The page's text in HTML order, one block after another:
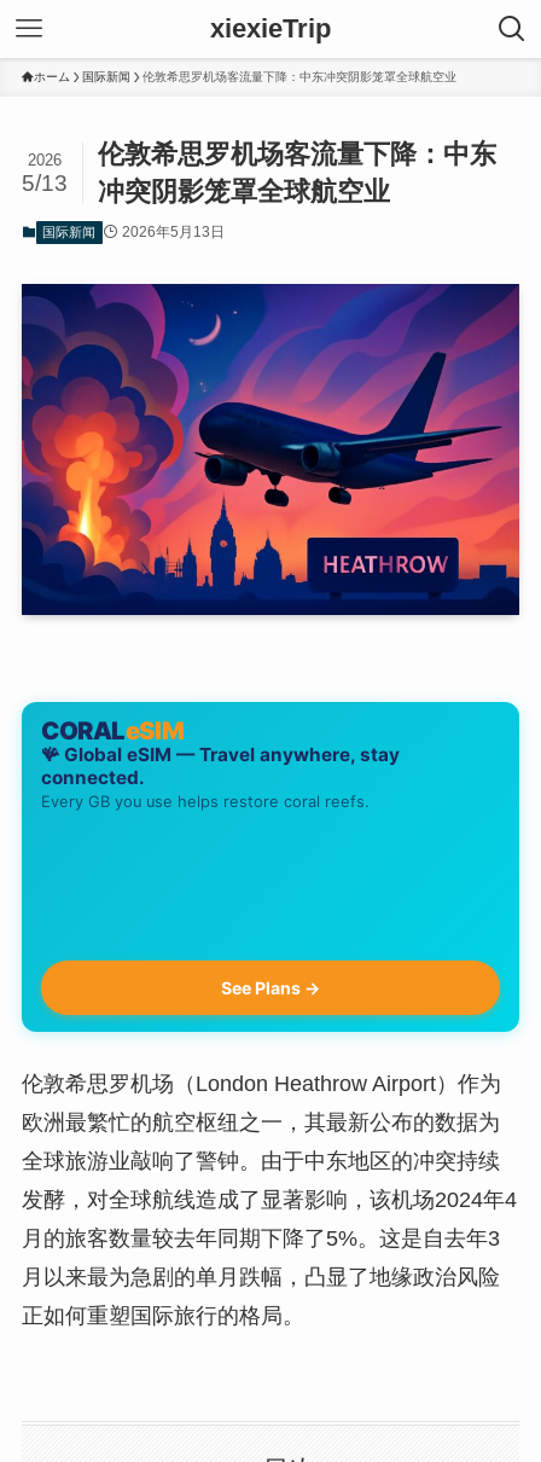
xiexieTrip
ホーム 国际新闻 伦敦希思罗机场客流量下降：中东冲突阴影笼罩全球航空业
伦敦希思罗机场客流量下降：中东
冲突阴影笼罩全球航空业
2026
5/13
国际新闻 2026年5月13日
CORALeSIM
🪸 Global eSIM — Travel anywhere, stay
connected.
Every GB you use helps restore coral reefs.
See Plans →
伦敦希思罗机场（London Heathrow Airport）作为
欧洲最繁忙的航空枢纽之一，其最新公布的数据为
全球旅游业敲响了警钟。由于中东地区的冲突持续
发酵，对全球航线造成了显著影响，该机场2024年4
月的旅客数量较去年同期下降了5%。这是自去年3
月以来最为急剧的单月跌幅，凸显了地缘政治风险
正如何重塑国际旅行的格局。